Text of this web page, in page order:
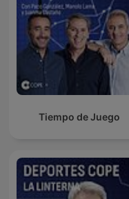
Tiempo de Juego